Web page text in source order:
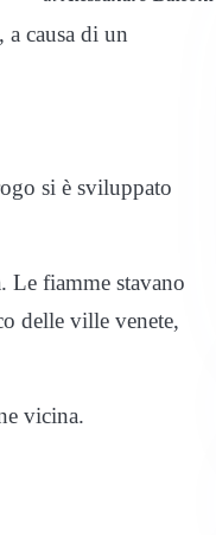
causa di un
si è sviluppato
Le fiamme stavano
delle ville venete,
vicina.